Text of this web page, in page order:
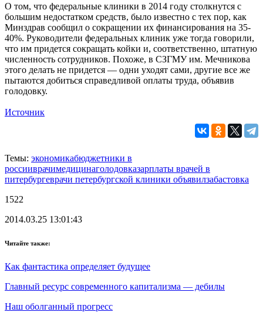
О том, что федеральные клиники в 2014 году столкнутся с
большим недостатком средств, было известно с тех пор, как
Минздрав сообщил о сокращении их финансирования на 35-
40%. Руководители федеральных клиник уже тогда говорили,
что им придется сокращать койки и, соответственно, штатную
численность сотрудников. Похоже, в СЗГМУ им. Мечникова
этого делать не придется — одни уходят сами, другие все же
пытаются добиться справедливой оплаты труда, объявив
голодовку.
Источник
Темы: экономикабюджетники в
россииврачимедицинаголодовказарплаты врачей в
питербургеврачи петербургской клиники объявилзабастовка
1522
2014.03.25 13:01:43
Читайте также:
Как фантастика определяет будущее
Главный ресурс современного капитализма — дебилы
Наш оболганный прогресс